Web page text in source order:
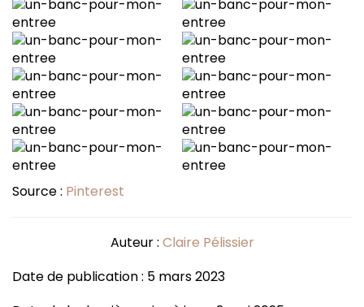
Source : Pinterest
Auteur : Claire Pélissier
Date de publication : 5 mars 2023